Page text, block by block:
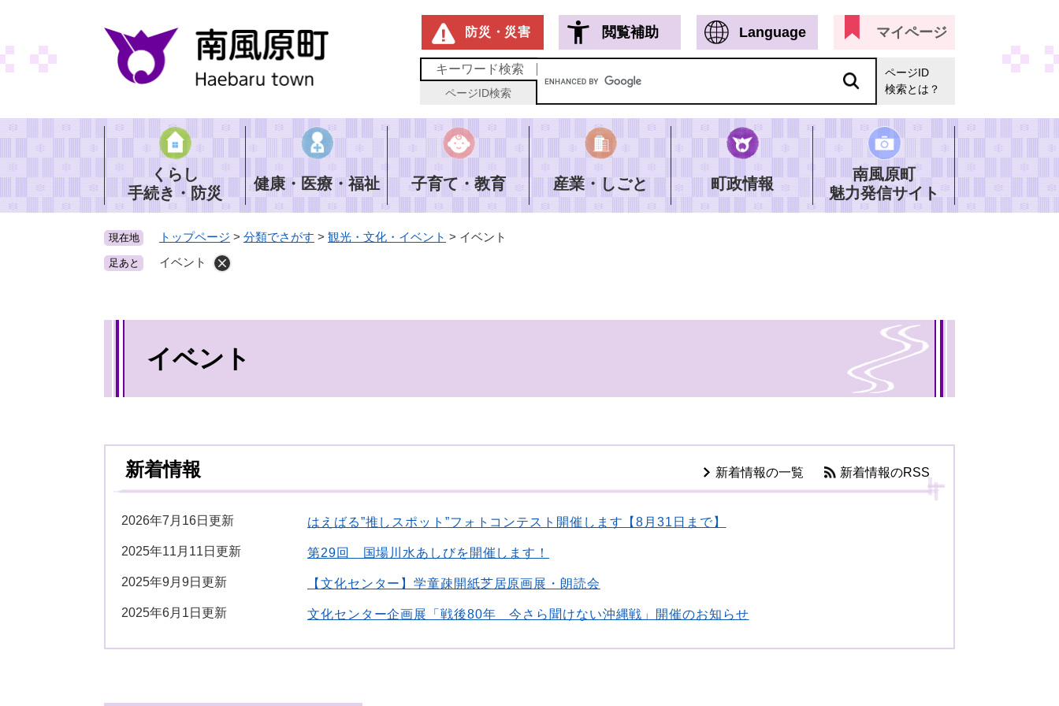
ジ
の
で
す
。
防災・災害 閲覧補助 Language マイページ
キーワード検索
ページID検索
ページID
検索とは？
くらし
手続き・防災
健康・医療・福祉 子育て・教育 産業・しごと 町政情報
南風原町
魅力発信サイト
現在地 トップページ > 分類でさがす > 観光・文化・イベント > イベント
足あと イベント
イベント
新着情報
2026年7月16日更新 はえばる”推しスポット”フォトコンテスト開催します【8月31日まで】
2025年11月11日更新 第29回 国場川水あしびを開催します！
2025年9月9日更新 【文化センター】学童疎開紙芝居原画展・朗読会
2025年6月1日更新 文化センター企画展「戦後80年 今さら聞けない沖縄戦」開催のお知らせ
新着情報の一覧 新着情報のRSS